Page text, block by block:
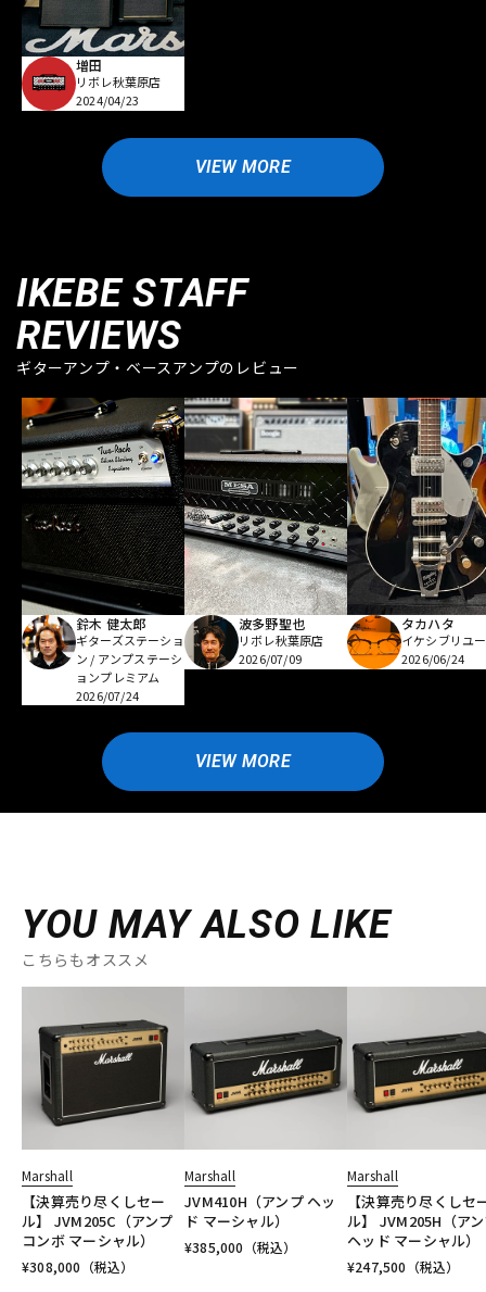
増田
リボレ秋葉原店
2024/04/23
VIEW MORE
IKEBE STAFF
REVIEWS
ギターアンプ・ベースアンプのレビュー
鈴木 健太郎
ギターズステーショ
ン / アンプステーシ
ョンプレミアム
2026/07/24
波多野聖也
リボレ秋葉原店
2026/07/09
タカハタ
イケシブリユ
2026/06/24
VIEW MORE
YOU MAY ALSO LIKE
こちらもオススメ
Marshall
【決算売り尽くしセー
ル】 JVM205C（アンプ
コンボ マーシャル）
¥308,000 （税込）
Marshall
JVM410H（アンプ ヘッ
ド マーシャル）
¥385,000 （税込）
Marshall
【決算売り尽くしセ
ル】 JVM205H（ア
ヘッド マーシャル）
¥247,500 （税込）